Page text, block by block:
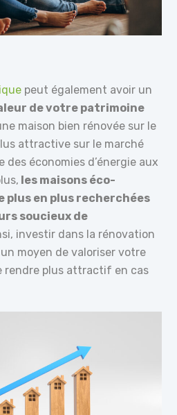
peut également avoir un
de votre patrimoine
maison bien rénovée sur le
attractive sur le marché
des économies d’énergie aux
les maisons éco-
plus en plus recherchées
soucieux de
investir dans la rénovation
moyen de valoriser votre
rendre plus attractif en cas